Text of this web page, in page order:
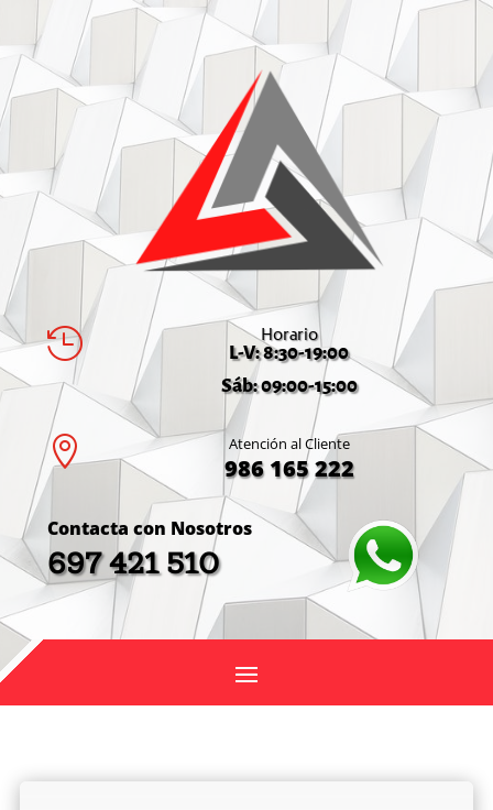
 Horario
L-V: 8:30-19:00
Sáb: 09:00-15:00
 Atención al Cliente
986 165 222
Contacta con Nosotros
697 421 510